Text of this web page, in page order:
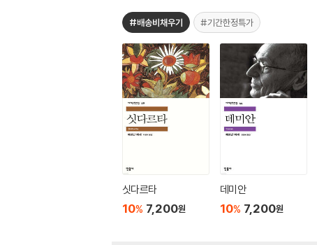
#배송비채우기 #기간한정특가
싯다르타
10% 7,200원
데미안
10% 7,200원